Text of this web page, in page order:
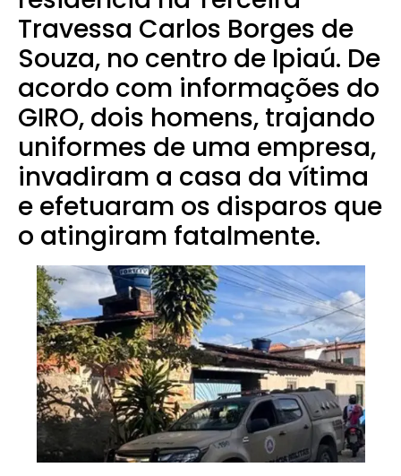
Travessa Carlos Borges de
Souza, no centro de Ipiaú. De
acordo com informações do
GIRO, dois homens, trajando
uniformes de uma empresa,
invadiram a casa da vítima
e efetuaram os disparos que
o atingiram fatalmente.